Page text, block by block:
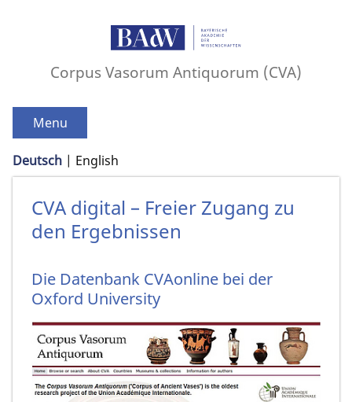
Corpus Vasorum Antiquorum (CVA)
Menu
Deutsch English
CVA digital – Freier Zugang zu
den Ergebnissen
Die Datenbank CVAonline bei der
Oxford University